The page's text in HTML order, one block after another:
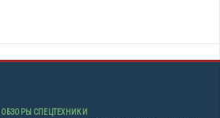
ОБЗОРЫ СПЕЦТЕХНИКИ